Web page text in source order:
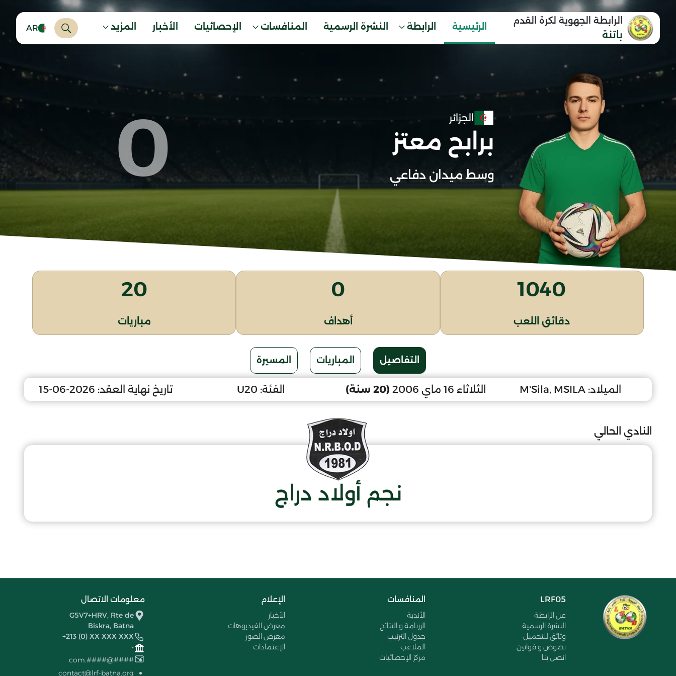
الرابطة الجهوية لكرة القدم
باتنة
الرئيسية الرابطة النشرة الرسمية المنافسات الإحصائيات الأخبار المزيد AR
الجزائر
برابح معتز
وسط ميدان دفاعي 0
1040
دقائق اللعب
0
أهداف
20
مباريات
التفاصيل المباريات المسيرة
الميلاد: M'Sila, MSILA الثلاثاء 16 ماي 2006 (20 سنة) الفئة: U20 تاريخ نهاية العقد: 2026-06-15
النادي الحالي
نجم أولاد دراج
LRF05
عن الرابطة
النشرة الرسمية
وثائق للتحميل
نصوص و قوانين
اتصل بنا
المنافسات
الأندية
الرزنامة و النتائج
جدول الترتيب
الملاعب
مركز الإحصائيات
الإعلام
الأخبار
معرض الفيديوهات
معرض الصور
الإعتمادات
معلومات الاتصال
G5V7+HRV, Rte de
Biskra, Batna
+213 (0) XX XXX XXX
-
####@####.com
contact@lrf-batna.org